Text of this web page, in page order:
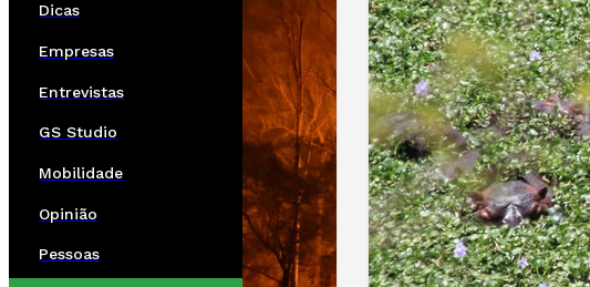
Dicas
Empresas
Entrevistas
GS Studio
Mobilidade
Opinião
Pessoas